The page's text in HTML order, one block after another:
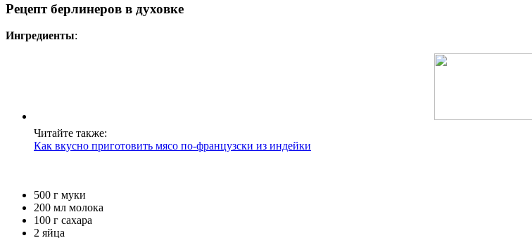
Рецепт берлинеров в духовке
Ингредиенты:
Читайте также:
Как вкусно приготовить мясо по-французски из индейки
500 г муки
200 мл молока
100 г сахара
2 яйца